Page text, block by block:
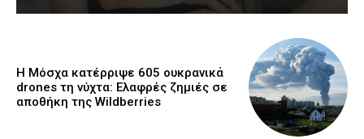
Η Μόσχα κατέρριψε 605 ουκρανικά
drones τη νύχτα: Ελαφρές ζημιές σε
αποθήκη της Wildberries